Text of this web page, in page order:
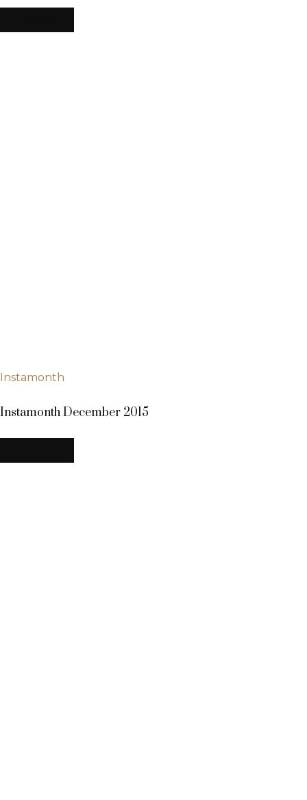
Instamonth
Instamonth December 2015